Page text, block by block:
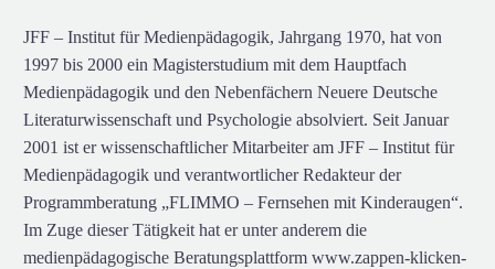
JFF – Institut für Medienpädagogik, Jahrgang 1970, hat von
1997 bis 2000 ein Magisterstudium mit dem Hauptfach
Medienpädagogik und den Nebenfächern Neuere Deutsche
Literaturwissenschaft und Psychologie absolviert. Seit Januar
2001 ist er wissenschaftlicher Mitarbeiter am JFF – Institut für
Medienpädagogik und verantwortlicher Redakteur der
Programmberatung „FLIMMO – Fernsehen mit Kinderaugen“.
Im Zuge dieser Tätigkeit hat er unter anderem die
medienpädagogische Beratungsplattform www.zappen-klicken-